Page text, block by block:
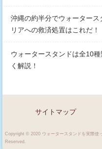
沖縄の約半分でウォーター
リアへの救済処置はこれだ！
ウォータースタンドは全10
く解説！
サイトマップ
Copyright © 2020 ウォータースタンドを実際使
Reserved.